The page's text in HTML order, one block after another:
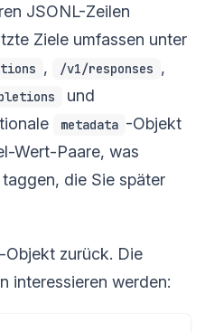
JSONL-Zeilen
Ziele umfassen unter
, /v1/responses ,
und
metadata -Objekt
Wert-Paare, was
die Sie später
zurück. Die
interessieren werden: